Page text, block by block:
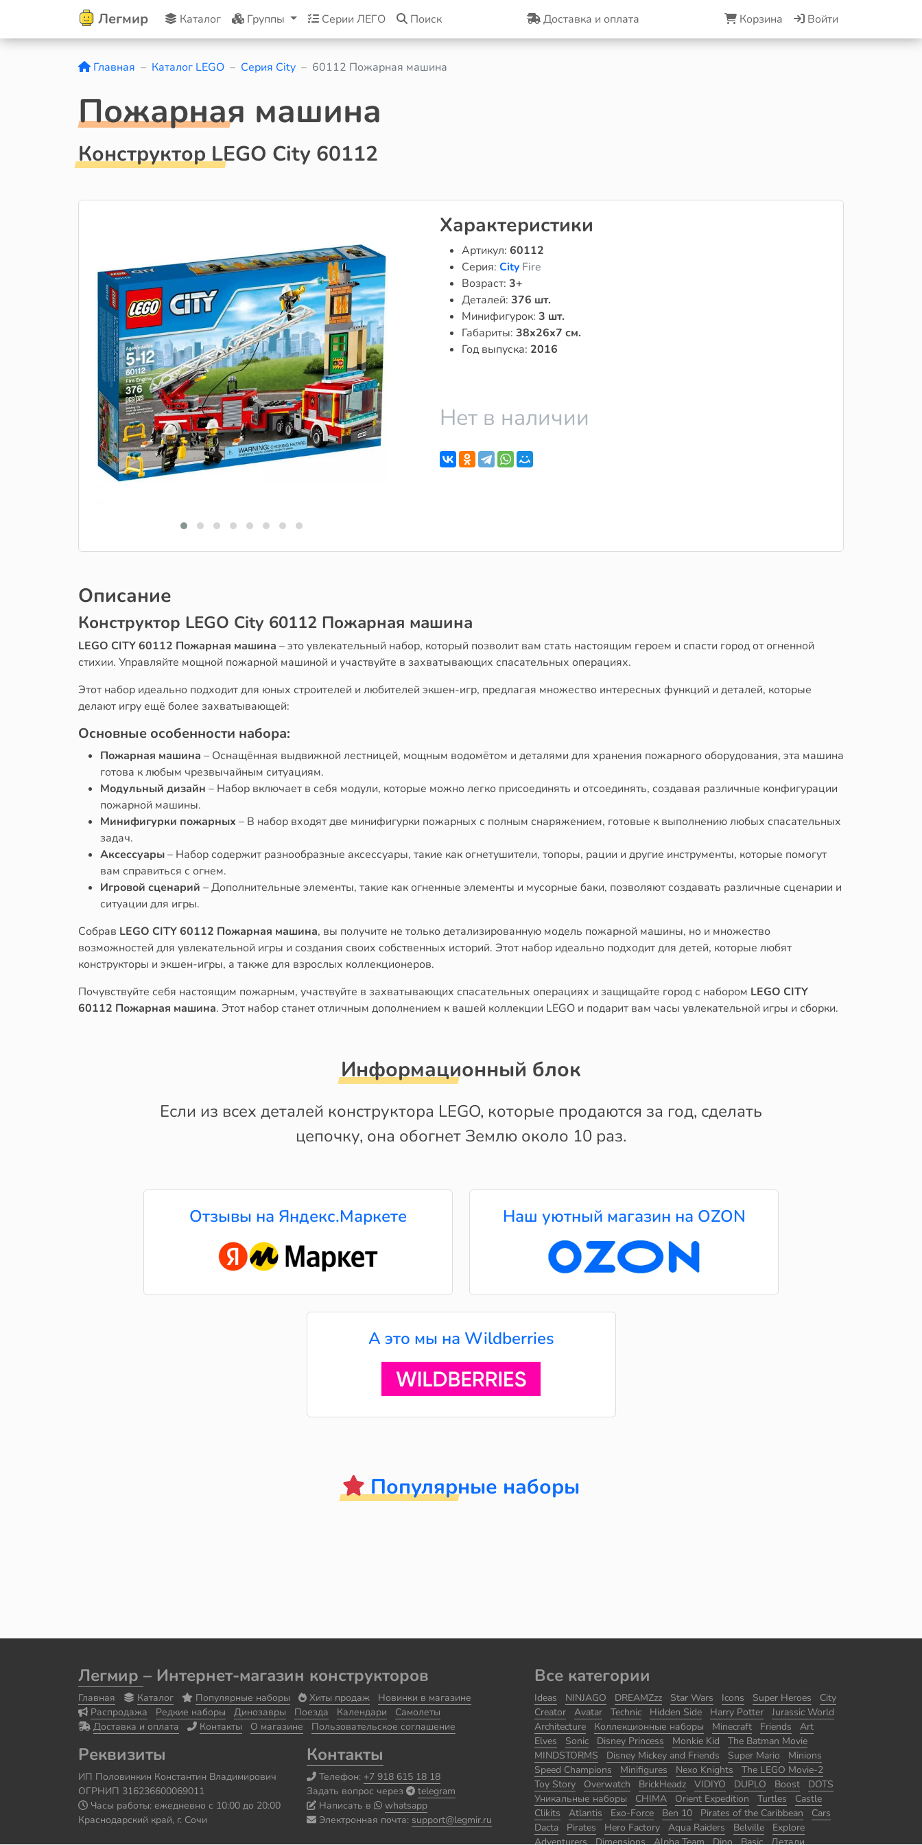
Легмир Каталог Группы Серии ЛЕГО Поиск Доставка и оплата Корзина Войти
Главная Каталог LEGO Серия City 60112 Пожарная машина
Пожарная машина
Конструктор LEGO City 60112
Характеристики
Артикул: 60112
Серия: City Fire
Возраст: 3+
Деталей: 376 шт.
Минифигурок: 3 шт.
Габариты: 38x26x7 см.
Год выпуска: 2016
Нет в наличии
Описание
Конструктор LEGO City 60112 Пожарная машина
LEGO CITY 60112 Пожарная машина – это увлекательный набор, который позволит вам стать настоящим героем и спасти город от огненной
стихии. Управляйте мощной пожарной машиной и участвуйте в захватывающих спасательных операциях.
Этот набор идеально подходит для юных строителей и любителей экшен-игр, предлагая множество интересных функций и деталей, которые
делают игру ещё более захватывающей:
Основные особенности набора:
Пожарная машина – Оснащённая выдвижной лестницей, мощным водомётом и деталями для хранения пожарного оборудования, эта машина
готова к любым чрезвычайным ситуациям.
Модульный дизайн – Набор включает в себя модули, которые можно легко присоединять и отсоединять, создавая различные конфигурации
пожарной машины.
Минифигурки пожарных – В набор входят две минифигурки пожарных с полным снаряжением, готовые к выполнению любых спасательных
задач.
Аксессуары– Набор содержит разнообразные аксессуары, такие как огнетушители, топоры, рации и другие инструменты, которые помогут
вам справиться с огнем.
Игровой сценарий – Дополнительные элементы, такие как огненные элементы и мусорные баки, позволяют создавать различные сценарии и
ситуации для игры.
Собрав LEGO CITY 60112 Пожарная машина, вы получите не только детализированную модель пожарной машины, но и множество
возможностей для увлекательной игры и создания своих собственных историй. Этот набор идеально подходит для детей, которые любят
конструкторы и экшен-игры, а также для взрослых коллекционеров.
Почувствуйте себя настоящим пожарным, участвуйте в захватывающих спасательных операциях и защищайте город с набором LEGO CITY
60112 Пожарная машина. Этот набор станет отличным дополнением к вашей коллекции LEGO и подарит вам часы увлекательной игры и сборки.
Информационный блок
Если из всех деталей конструктора LEGO, которые продаются за год, сделать
цепочку, она обогнет Землю около 10 раз.
Отзывы на Яндекс.Маркете Наш уютный магазин на OZON
А это мы на Wildberries
Популярные наборы
Легмир – Интернет-магазин конструкторов
Главная Каталог Популярные наборы Хиты продаж
Новинки в магазине
Распродажа
Редкие наборы Динозавры Поезда Календари
Самолеты
Доставка и оплата
Контакты О магазине Пользовательское соглашение
Реквизиты
ИП Половинкин Константин Владимирович
ОГРНИП 316236600069011
Часы работы: ежедневно с 10:00 до 20:00
Краснодарский край, г. Сочи
Контакты
Телефон: +7 918 615 18 18
Задать вопрос через
telegram
Написать в
whatsapp
Электронная почта: support@legmir.ru
Все категории
Ideas NINJAGO DREAMZzz Star Wars Icons Super Heroes
City
Creator
Avatar Technic Hidden Side Harry Potter
Jurassic World
Architecture
Коллекционные наборы Minecraft Friends
Art
Elves
Sonic Disney Princess Monkie Kid
The Batman Movie
MINDSTORMS
Disney Mickey and Friends Super Mario
Minions
Speed Champions
Minifigures Nexo Knights
The LEGO Movie-2
Toy Story
Overwatch BrickHeadz VIDIYO DUPLO Boost
DOTS
Уникальные наборы
CHIMA Orient Expedition Turtles
Castle
Clikits
Atlantis Exo-Force Ben 10 Pirates of the Caribbean
Cars
Dacta
Pirates Hero Factory Aqua Raiders Belville
Explore
Adventurers
Dimensions Alpha Team Dino Basic Детали